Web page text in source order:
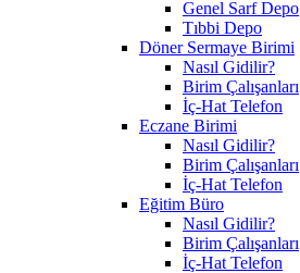
Genel Sarf Depo
Tıbbi Depo
Döner Sermaye Birimi
Nasıl Gidilir?
Birim Çalışanları
İç-Hat Telefon
Eczane Birimi
Nasıl Gidilir?
Birim Çalışanları
İç-Hat Telefon
Eğitim Büro
Nasıl Gidilir?
Birim Çalışanları
İç-Hat Telefon